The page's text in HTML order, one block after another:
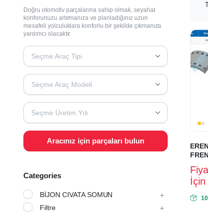
İçin
Doğru otomotiv parçalarına sahip olmak, seyahat
konforunuzu artırmanıza ve planladığınız uzun
mesafeli yolculuklara konforlu bir şekilde çıkmanıza
yardımcı olacaktır.
Seçme Araç Tipi
Seçme Araç Modeli
Seçme Üretim Yılı
Aracınız için parçaları bulun
Categories
BİJON CIVATA SOMUN
Filtre